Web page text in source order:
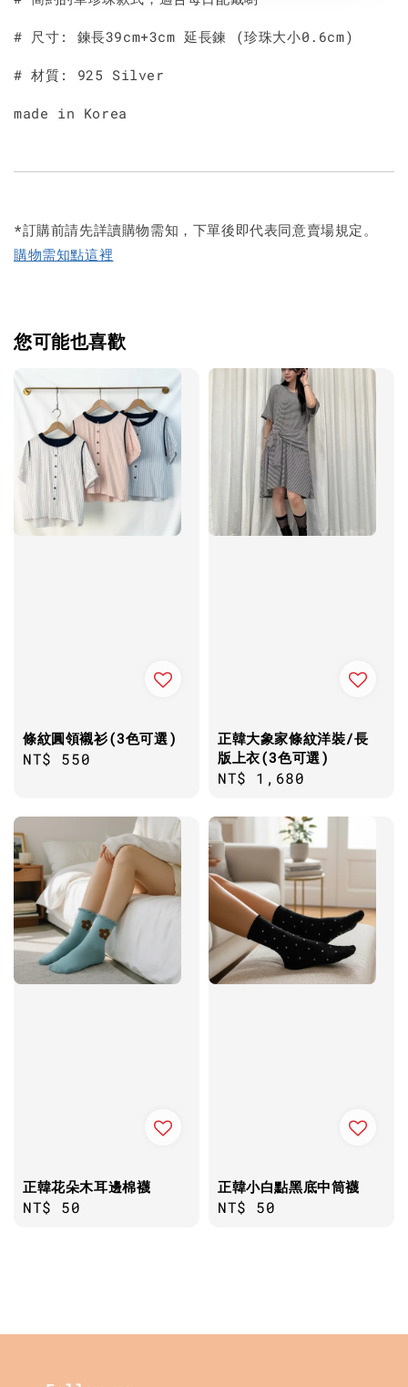
# 尺寸: 鍊長39cm+3cm 延長鍊 (珍珠大小0.6cm)
# 材質: 925 Silver
made in Korea
*訂購前請先詳讀購物需知，下單後即代表同意賣場規定。
購物需知點這裡
您可能也喜歡
條紋圓領襯衫(3色可選)
Regular
NT$ 550
正韓大象家條紋洋裝/長
版上衣(3色可選)
Regular
NT$ 1,680
正韓花朵木耳邊棉襪
Regular
NT$ 50
正韓小白點黑底中筒襪
Regular
NT$ 50